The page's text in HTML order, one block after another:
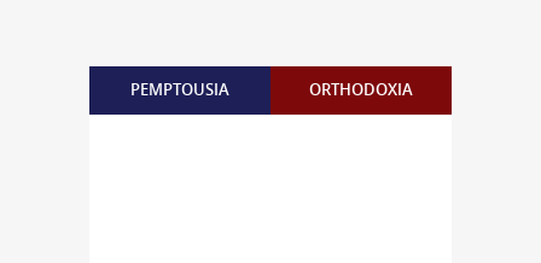
PEMPTOUSIA ORTHODOXIA